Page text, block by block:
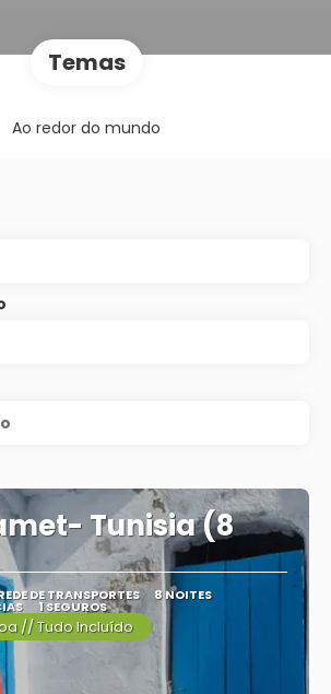
Temas
Ao redor do mundo
Tunisia (8
DE TRANSPORTES 8 NOITES
1 SEGUROS
// Tudo Incluído